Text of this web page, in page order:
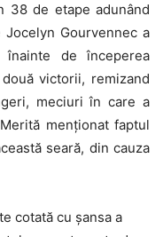
38 de etape adunând
Gourvennec a
de începerea
victorii, remizand
meciuri în care a
menționat faptul
seară, din cauza
cotată cu șansa a